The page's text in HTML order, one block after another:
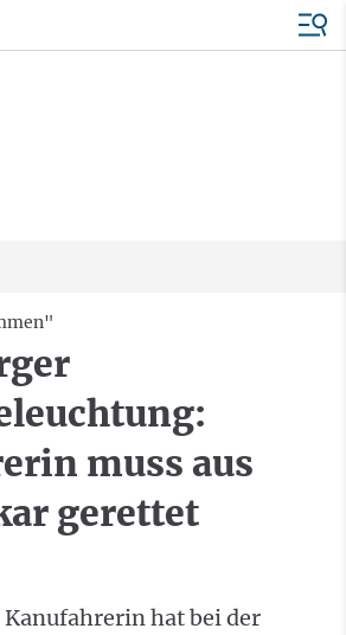
muss aus
gerettet
hat bei der